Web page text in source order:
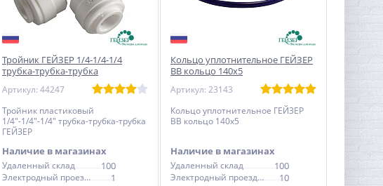
Тройник ГЕЙЗЕР 1/4-1/4-1/4
трубка-трубка-трубка
Артикул: 44247
Тройник пластиковый
1/4"-1/4"-1/4" трубка-трубка-трубка
ГЕЙЗЕР
Наличие в магазинах
Удаленный склад 100
Электродный проезд, 6с1
1
Кольцо уплотнительное ГЕЙЗЕР
ВВ кольцо 140х5
Артикул: 23143
Кольцо уплотнительное ГЕЙЗЕР
ВВ кольцо 140х5
Наличие в магазинах
Удаленный склад 100
Электродный проезд, 6с1
10